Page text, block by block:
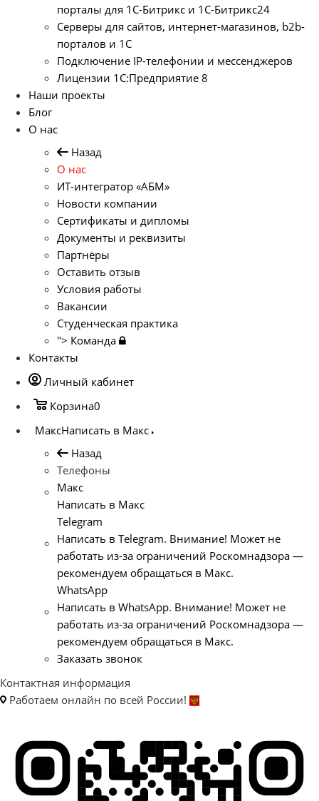
порталы для 1С-Битрикс и 1С-Битрикс24
Серверы для сайтов, интернет-магазинов, b2b-
порталов и 1С
Подключение IP-телефонии и мессенджеров
Лицензии 1C:Предприятие 8
Наши проекты
Блог
О нас
Назад
О нас
ИТ-интегратор «АБМ»
Новости компании
Сертификаты и дипломы
Документы и реквизиты
Партнёры
Оставить отзыв
Условия работы
Вакансии
Студенческая практика
"> Команда
Контакты
Личный кабинет
Корзина0
МаксНаписать в Макс
Назад
Телефоны
Макс
Написать в Макс
Telegram
Написать в Telegram. Внимание! Может не
работать из-за ограничений Роскомнадзора —
рекомендуем обращаться в Макс.
WhatsApp
Написать в WhatsApp. Внимание! Может не
работать из-за ограничений Роскомнадзора —
рекомендуем обращаться в Макс.
Заказать звонок
Контактная информация
Работаем онлайн по всей России!